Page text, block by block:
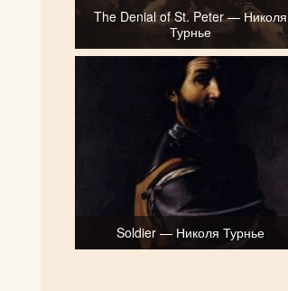
The Denial of St. Peter — Николя
Турнье
Soldier — Николя Турнье